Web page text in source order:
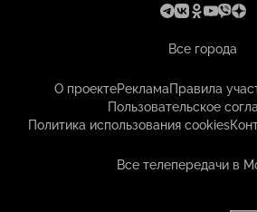
Все города
О проектеРекламаПравила
Пользовательское
Политика использования cookies
Все телепередачи в